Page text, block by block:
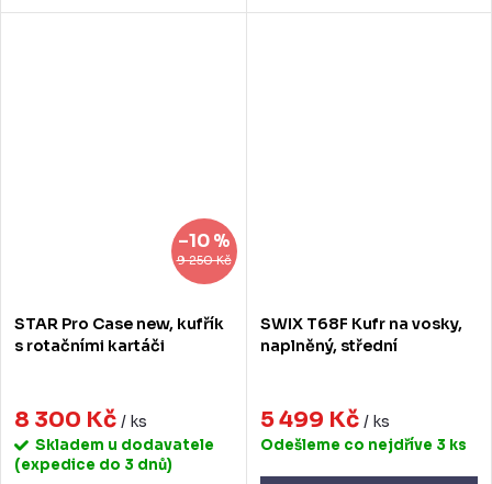
9 250 Kč
–10 %
STAR Pro Case new, kufřík
s rotačními kartáči
8 300 Kč / ks
Skladem u dodavatele
(expedice do 3 dnů)
SWIX T68F Kufr na vosky,
naplněný, střední
5 499 Kč / ks
Odešleme co nejdříve 3 ks